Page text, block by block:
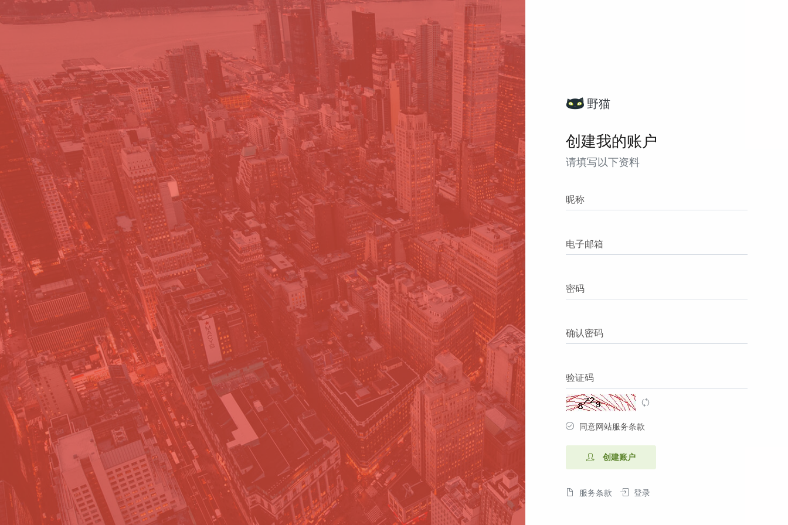
野猫
创建我的账户
请填写以下资料
昵称
电子邮箱
密码
确认密码
验证码
同意网站服务条款
创建账户
服务条款 登录